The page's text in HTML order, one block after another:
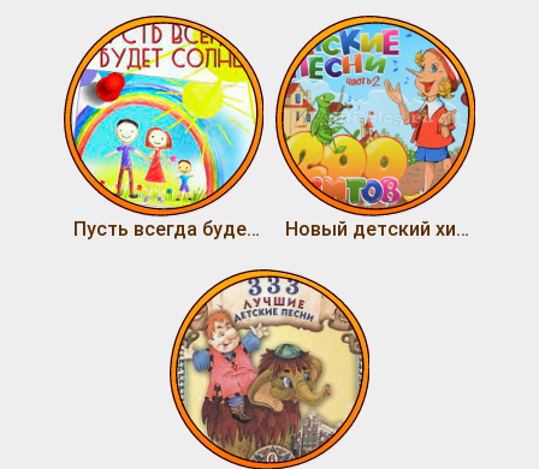
Пусть всегда будет солнце Новый детский хит сезона